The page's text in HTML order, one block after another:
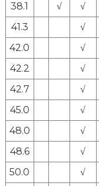
38.1
√ √
41.3
√
42.0
√
42.2
√
42.7
√
45.0
√
48.0
√
48.6
√
50.0
√